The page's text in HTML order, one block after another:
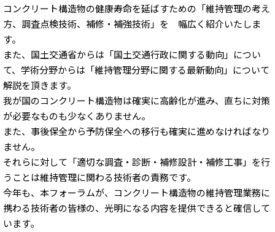
コンクリート構造物の健康寿命を延ばすための「維持管理の考え
方、調査点検技術、補修・補強技術」を 幅広く紹介いたしま
す。
また、国土交通省からは「国土交通行政に関する動向」につい
て、学術分野からは「維持管理分野に関する最新動向」について
解説を頂きます。
我が国のコンクリート構造物は確実に高齢化が進み、直ちに対策
が必要なものも少なくありません。
また、事後保全から予防保全への移行も確実に進めなければなり
ません。
それらに対して「適切な調査・診断・補修設計・補修工事」を行
うことは維持管理に関わる技術者の責務です。
今年も、本フォーラムが、コンクリート構造物の維持管理業務に
携わる技術者の皆様の、光明になる内容を提供できると確信して
います。